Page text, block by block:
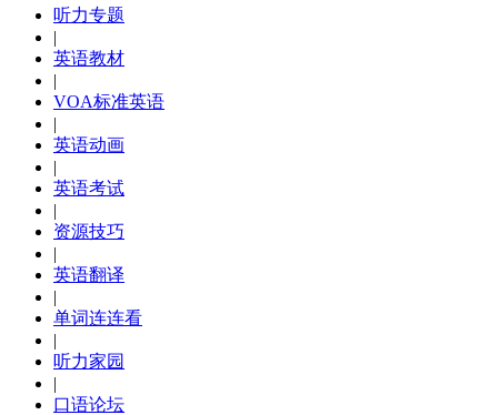
听力专题
|
英语教材
|
VOA标准英语
|
英语动画
|
英语考试
|
资源技巧
|
英语翻译
|
单词连连看
|
听力家园
|
口语论坛